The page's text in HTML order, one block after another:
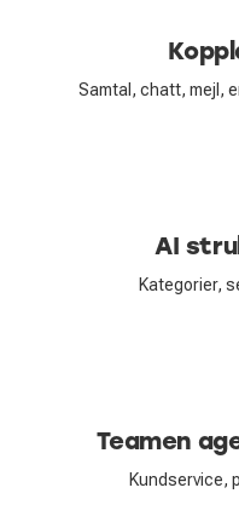
Samtal, chatt, mejl,
AI
Kategorier,
Teamen
Kundservice,